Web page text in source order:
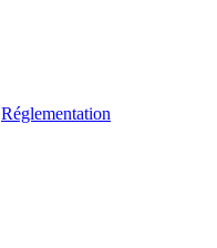
Réglementation